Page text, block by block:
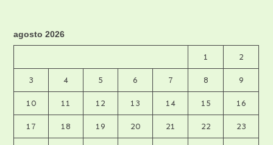
agosto 2026
1 2
3 4 5 6 7 8 9
10 11 12 13 14 15 16
17 18 19 20 21 22 23